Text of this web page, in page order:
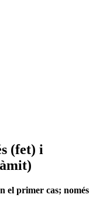
(fet) i
el primer cas; només